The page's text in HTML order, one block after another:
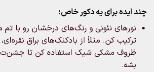
چند ایده برای یه دکور خاص:
نورهای نئونی و رنگ‌های درخشان رو با
ترکیب کن. مثلاً از بادکنک‌های براق
ظروف مشکی شیک استفاده کن تا
بشه.